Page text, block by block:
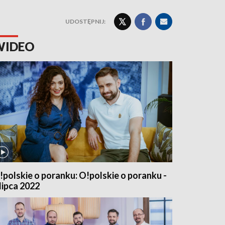
UDOSTĘPNIJ:
o poranku: O!polskie o poranku -
2022